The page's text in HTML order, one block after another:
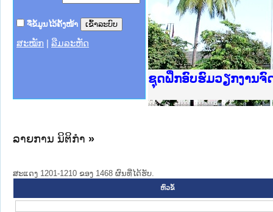
ຈື່ຂໍ້ມູນໄວ້ຄັ້ງໜ້າ
ສະໝັກ ລືມລະຫັດ
Ministry of Justice
ເຜີຍແຜ່ວັບໄຊຈົດໝາຍເ
ກະຊວງຍຸຕິທຳ
ຊຸດຝຶກອົບຮົມວຽກງານຈົ
ກອງປະຊຸມທົບທວນຄືນກ
ຝຶກອົບຮົມ ຜູ່ປະສານງາ
ຝຶກອົບຮົມ ຜູ່ປະສານງາ
ເຜີຍແຜ່ແອັບກົດໝາຍລາ
ເຜີຍແຜ່ແອັບກົດໝາຍລາ
ຍົກລະດັບວຽກງານຈົດໝ
ຊຸດຝຶກອົບຮົມວຽກງານຈົ
ລາຍການ ນິຕິກໍາ »
ສະແດງ 1201-1210 ຂອງ 1468 ຜົນທີ່ໄດ້ຮັບ.
ຫົວຂໍ້